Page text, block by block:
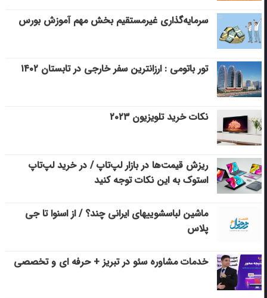
سرمایه‌گذاری غیرمستقیم بخش مهم آموزش بورس
تور باتومی : ارزانترین سفر خارجی در تابستان ۱۴۰۲
نکات خرید تلویزیون ۲۰۲۳
ریزش قیمت‌ها در بازار لپ‌تاپ / در خرید لپ‌تاپ
استوک به این نکات توجه کنید
ماشین لباسشویی‎های ایرانی چند؟ / از اسنوا تا جی
پلاس
خدمات مشاوره سئو در تبریز + حرفه ای و تخصصی